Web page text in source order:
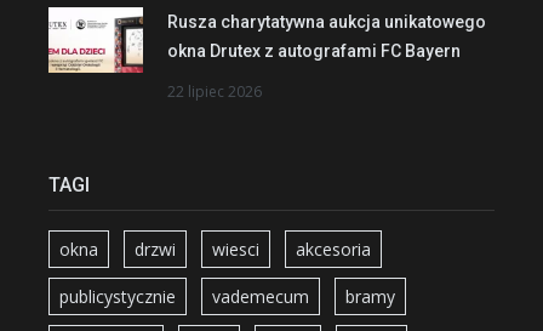
Rusza charytatywna aukcja unikatowego
okna Drutex z autografami FC Bayern
22 lipiec 2026
TAGI
okna drzwi wiesci akcesoria
publicystycznie vademecum bramy